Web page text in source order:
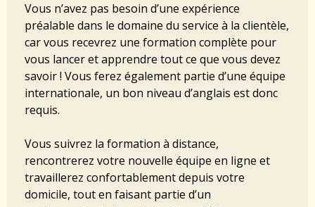
Vous n’avez pas besoin d’une expérience
préalable dans le domaine du service à la clientèle,
car vous recevrez une formation complète pour
vous lancer et apprendre tout ce que vous devez
savoir ! Vous ferez également partie d’une équipe
internationale, un bon niveau d’anglais est donc
requis.
Vous suivrez la formation à distance,
rencontrerez votre nouvelle équipe en ligne et
travaillerez confortablement depuis votre
domicile, tout en faisant partie d’un